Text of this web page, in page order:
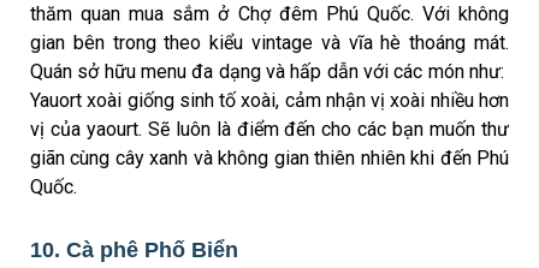
thăm quan mua sắm ở Chợ đêm Phú Quốc. Với không
gian bên trong theo kiểu vintage và vĩa hè thoáng mát.
Quán sở hữu menu đa dạng và hấp dẫn với các món như:
Yauort xoài giống sinh tố xoài, cảm nhận vị xoài nhiều hơn
vị của yaourt. Sẽ luôn là điểm đến cho các bạn muốn thư
giãn cùng cây xanh và không gian thiên nhiên khi đến Phú
Quốc.
10. Cà phê Phố Biển